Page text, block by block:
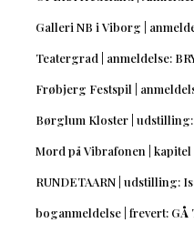
Galleri NB i Viborg |
Teatergrad | anmeldelse:
Frøbjerg Festspil |
Børglum Kloster |
Mord på Vibrafonen |
RUNDETAARN | udstilling:
boganmeldelse | frevert: GÅ